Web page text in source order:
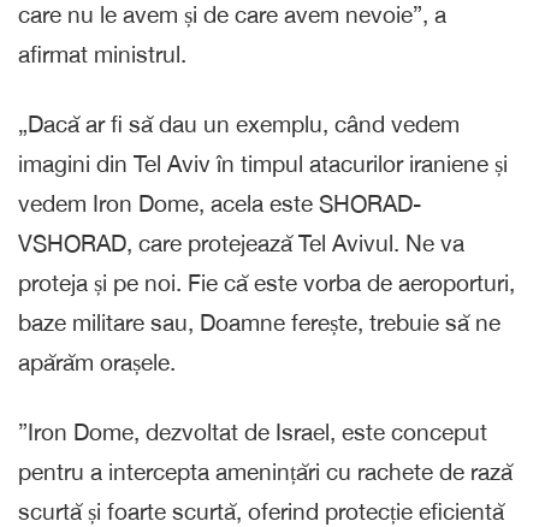
care nu le avem și de care avem nevoie”, a
afirmat ministrul.
„Dacă ar fi să dau un exemplu, când vedem
imagini din Tel Aviv în timpul atacurilor iraniene și
vedem Iron Dome, acela este SHORAD-
VSHORAD, care protejează Tel Avivul. Ne va
proteja și pe noi. Fie că este vorba de aeroporturi,
baze militare sau, Doamne ferește, trebuie să ne
apărăm orașele.
”Iron Dome, dezvoltat de Israel, este conceput
pentru a intercepta amenințări cu rachete de rază
scurtă și foarte scurtă, oferind protecție eficientă